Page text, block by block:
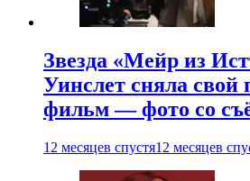
Звезда «Мейр из
Уинслет сняла свой
фильм — фото со
12 месяцев спустя12 месяцев